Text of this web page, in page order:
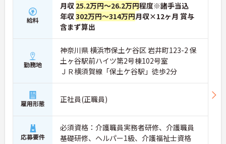
給料
月収 25.2万円～26.2万円程度※諸手当込
年収302万円～314万円月収×12ヶ月 賞与
含まず算出
勤務地
神奈川県 横浜市保土ケ谷区 岩井町123-2 保
土ヶ谷駅前ハイツ第2号棟102号室
ＪＲ横須賀線「保土ケ谷駅」徒歩2分
雇用形態 正社員(正職員)
応募要件
必須資格：介護職員実務者研修、介護職員
基礎研修、ヘルパー1級、介護福祉士資格